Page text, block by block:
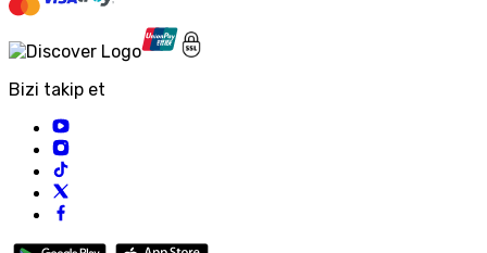
Bizi takip et